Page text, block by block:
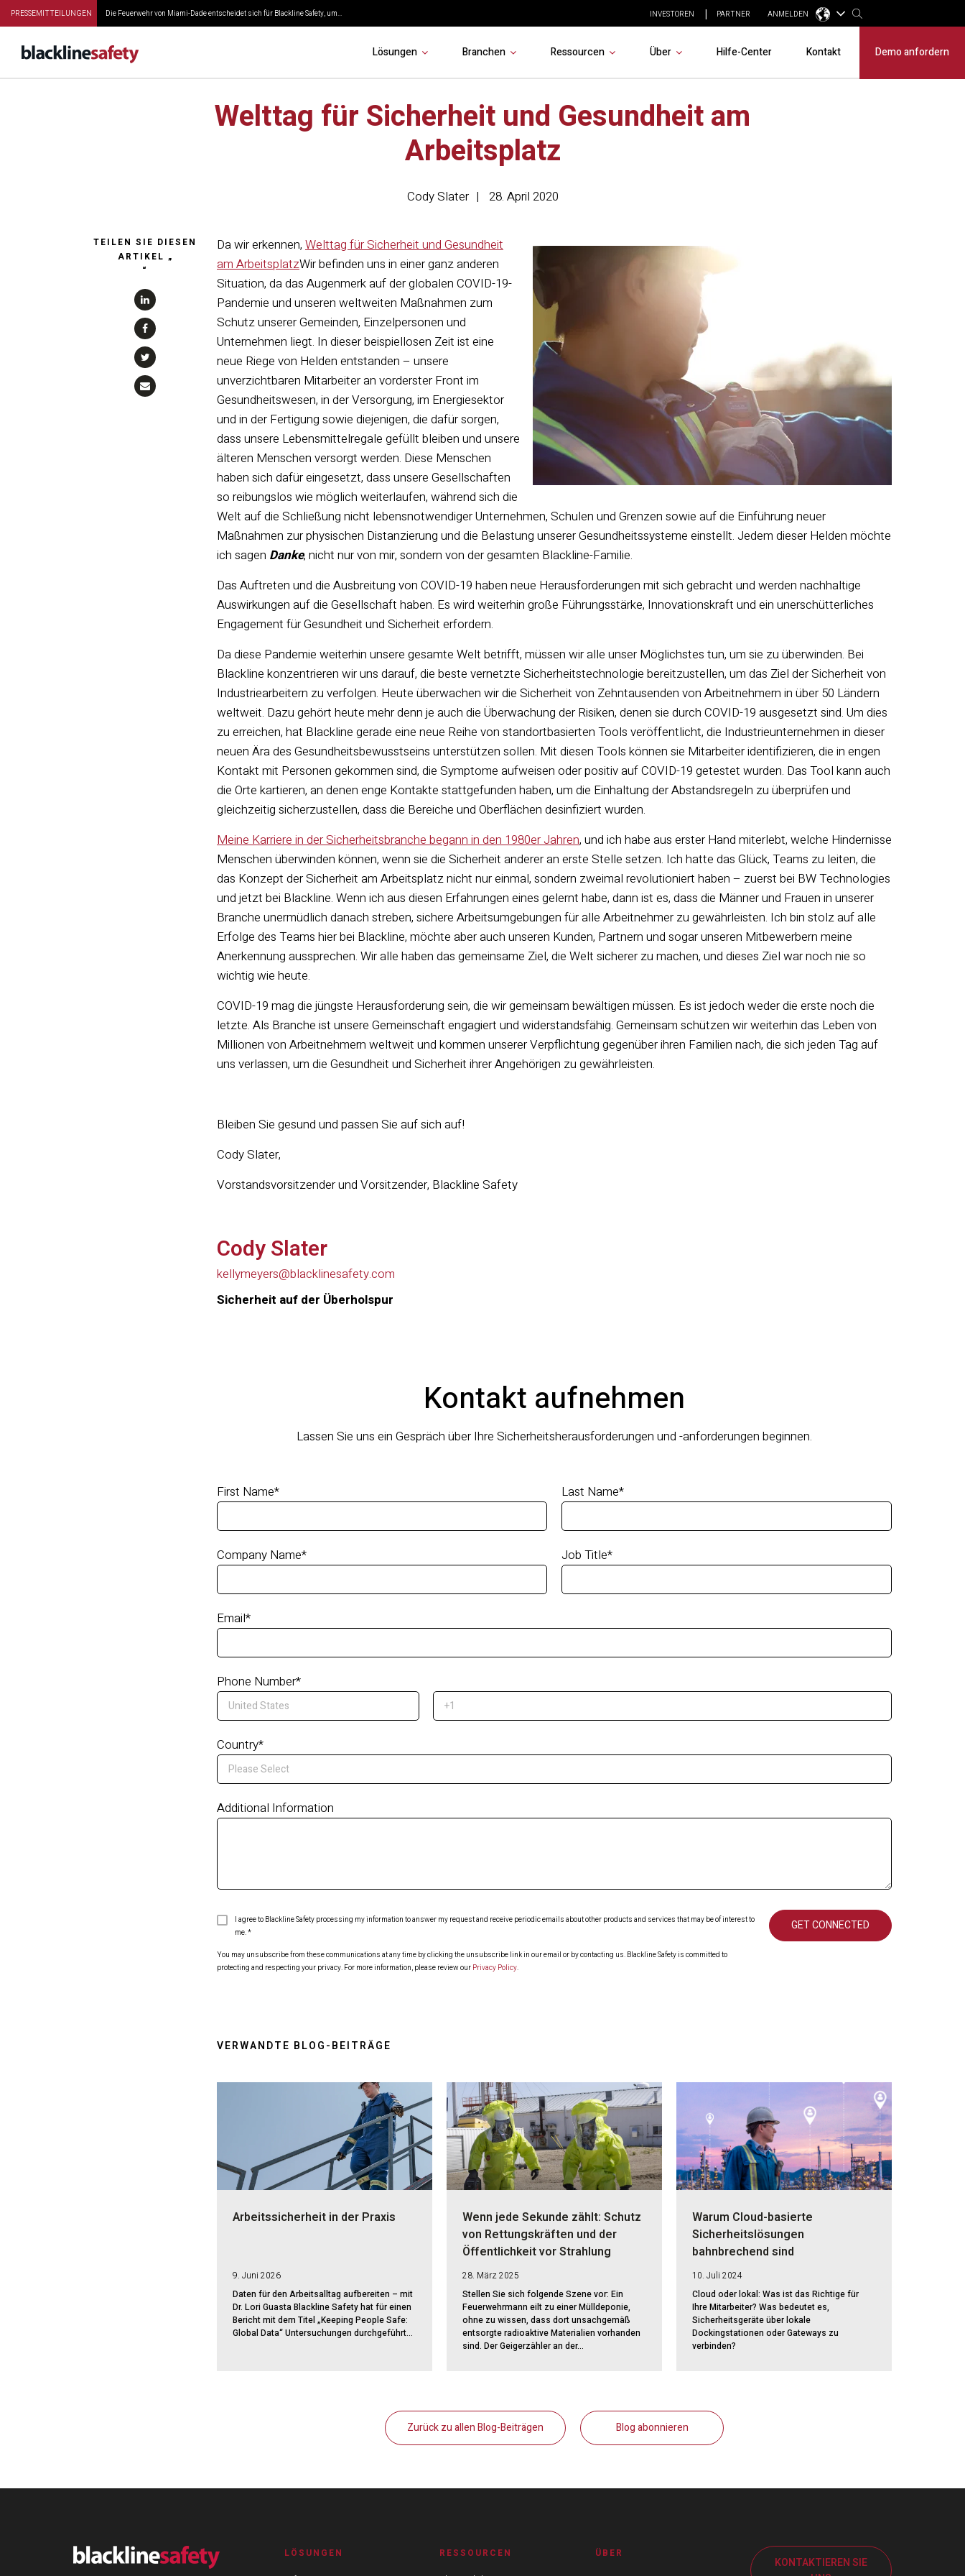
PRESSEMITTEILUNGEN Die Feuerwehr von Miami-Dade entscheidet sich für Blackline Safety, um... INVESTOREN PARTNER ANMELDEN
Lösungen Branchen Ressourcen Über Hilfe-Center Kontakt Demo anfordern
Welttag für Sicherheit und Gesundheit am
Arbeitsplatz
Cody Slater 28. April 2020
TEILEN SIE DIESEN
ARTIKEL „
“
Da wir erkennen, Welttag für Sicherheit und Gesundheit
am ArbeitsplatzWir befinden uns in einer ganz anderen
Situation, da das Augenmerk auf der globalen COVID-19-
Pandemie und unseren weltweiten Maßnahmen zum
Schutz unserer Gemeinden, Einzelpersonen und
Unternehmen liegt. In dieser beispiellosen Zeit ist eine
neue Riege von Helden entstanden – unsere
unverzichtbaren Mitarbeiter an vorderster Front im
Gesundheitswesen, in der Versorgung, im Energiesektor
und in der Fertigung sowie diejenigen, die dafür sorgen,
dass unsere Lebensmittelregale gefüllt bleiben und unsere
älteren Menschen versorgt werden. Diese Menschen
haben sich dafür eingesetzt, dass unsere Gesellschaften
so reibungslos wie möglich weiterlaufen, während sich die
Welt auf die Schließung nicht lebensnotwendiger Unternehmen, Schulen und Grenzen sowie auf die Einführung neuer
Maßnahmen zur physischen Distanzierung und die Belastung unserer Gesundheitssysteme einstellt. Jedem dieser Helden möchte
ich sagen Danke, nicht nur von mir, sondern von der gesamten Blackline-Familie.
Das Auftreten und die Ausbreitung von COVID-19 haben neue Herausforderungen mit sich gebracht und werden nachhaltige
Auswirkungen auf die Gesellschaft haben. Es wird weiterhin große Führungsstärke, Innovationskraft und ein unerschütterliches
Engagement für Gesundheit und Sicherheit erfordern.
Da diese Pandemie weiterhin unsere gesamte Welt betrifft, müssen wir alle unser Möglichstes tun, um sie zu überwinden. Bei
Blackline konzentrieren wir uns darauf, die beste vernetzte Sicherheitstechnologie bereitzustellen, um das Ziel der Sicherheit von
Industriearbeitern zu verfolgen. Heute überwachen wir die Sicherheit von Zehntausenden von Arbeitnehmern in über 50 Ländern
weltweit. Dazu gehört heute mehr denn je auch die Überwachung der Risiken, denen sie durch COVID-19 ausgesetzt sind. Um dies
zu erreichen, hat Blackline gerade eine neue Reihe von standortbasierten Tools veröffentlicht, die Industrieunternehmen in dieser
neuen Ära des Gesundheitsbewusstseins unterstützen sollen. Mit diesen Tools können sie Mitarbeiter identifizieren, die in engen
Kontakt mit Personen gekommen sind, die Symptome aufweisen oder positiv auf COVID-19 getestet wurden. Das Tool kann auch
die Orte kartieren, an denen enge Kontakte stattgefunden haben, um die Einhaltung der Abstandsregeln zu überprüfen und
gleichzeitig sicherzustellen, dass die Bereiche und Oberflächen desinfiziert wurden.
Meine Karriere in der Sicherheitsbranche begann in den 1980er Jahren, und ich habe aus erster Hand miterlebt, welche Hindernisse
Menschen überwinden können, wenn sie die Sicherheit anderer an erste Stelle setzen. Ich hatte das Glück, Teams zu leiten, die
das Konzept der Sicherheit am Arbeitsplatz nicht nur einmal, sondern zweimal revolutioniert haben – zuerst bei BW Technologies
und jetzt bei Blackline. Wenn ich aus diesen Erfahrungen eines gelernt habe, dann ist es, dass die Männer und Frauen in unserer
Branche unermüdlich danach streben, sichere Arbeitsumgebungen für alle Arbeitnehmer zu gewährleisten. Ich bin stolz auf alle
Erfolge des Teams hier bei Blackline, möchte aber auch unseren Kunden, Partnern und sogar unseren Mitbewerbern meine
Anerkennung aussprechen. Wir alle haben das gemeinsame Ziel, die Welt sicherer zu machen, und dieses Ziel war noch nie so
wichtig wie heute.
COVID-19 mag die jüngste Herausforderung sein, die wir gemeinsam bewältigen müssen. Es ist jedoch weder die erste noch die
letzte. Als Branche ist unsere Gemeinschaft engagiert und widerstandsfähig. Gemeinsam schützen wir weiterhin das Leben von
Millionen von Arbeitnehmern weltweit und kommen unserer Verpflichtung gegenüber ihren Familien nach, die sich jeden Tag auf
uns verlassen, um die Gesundheit und Sicherheit ihrer Angehörigen zu gewährleisten.
Bleiben Sie gesund und passen Sie auf sich auf!
Cody Slater,
Vorstandsvorsitzender und Vorsitzender, Blackline Safety
Cody Slater
kellymeyers@blacklinesafety.com
Sicherheit auf der Überholspur
Kontakt aufnehmen
Lassen Sie uns ein Gespräch über Ihre Sicherheitsherausforderungen und -anforderungen beginnen.
First Name* Last Name*
Company Name* Job Title*
Email*
Phone Number*
Country*
Additional Information
I agree to Blackline Safety processing my information to answer my request and receive periodic emails about other products and services that may be of interest to
me.*
You may unsubscribe from these communications at any time by clicking the unsubscribe link in our email or by contacting us. Blackline Safety is committed to
protecting and respecting your privacy. For more information, please review our Privacy Policy.
VERWANDTE BLOG-BEITRÄGE
Arbeitssicherheit in der Praxis
9. Juni 2026
Daten für den Arbeitsalltag aufbereiten – mit
Dr. Lori Guasta Blackline Safety hat für einen
Bericht mit dem Titel „Keeping People Safe:
Global Data“ Untersuchungen durchgeführt...
Wenn jede Sekunde zählt: Schutz
von Rettungskräften und der
Öffentlichkeit vor Strahlung
28. März 2025
Stellen Sie sich folgende Szene vor: Ein
Feuerwehrmann eilt zu einer Mülldeponie,
ohne zu wissen, dass dort unsachgemäß
entsorgte radioaktive Materialien vorhanden
sind. Der Geigerzähler an der...
Warum Cloud-basierte
Sicherheitslösungen
bahnbrechend sind
10. Juli 2024
Cloud oder lokal: Was ist das Richtige für
Ihre Mitarbeiter? Was bedeutet es,
Sicherheitsgeräte über lokale
Dockingstationen oder Gateways zu
verbinden?
Zurück zu allen Blog-Beiträgen Blog abonnieren
LÖSUNGEN RESSOURCEN ÜBER
KONTAKTIEREN SIE